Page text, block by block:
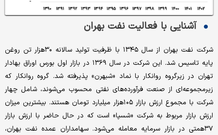
آشنایی با فعالیت نفت بهران
شرکت نفت بهران از سال ۱۳۴۵ با ظرفیت تولید سالانه ۳۰هزار تن روغن
پایه تاسیس شد. این شرکت در سال ۱۳۶۹ در بازار اول بورس اوراق بهادار
تهران در زیرگروه روانکار با نماد «شبهرن» پذیرفته شد. گروه روانکار که
زیرمجموعه‌‌‌ای از صنعت فرآورده‌‌‌های نفتی محسوب می‌‌‌شوند، شامل چهار
شرکت با مجموع ارزش بازار ۱۰۵هزار میلیارد تومان هستند. بیشترین میزان
ارزش بازار مربوط به شرکت «شسپا» است که در حال حاضر با ارزش بازار
۳۷همتی در بازار سرمایه معامله می‌شود. سهامداران عمده نفت بهران،